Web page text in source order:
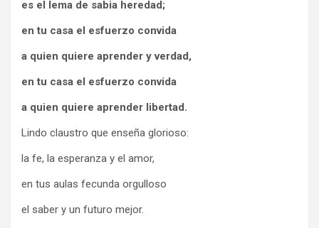
es el lema de sabia heredad;
en tu casa el esfuerzo convida
a quien quiere aprender y verdad,
en tu casa el esfuerzo convida
a quien quiere aprender libertad.
Lindo claustro que enseña glorioso:
la fe, la esperanza y el amor,
en tus aulas fecunda orgulloso
el saber y un futuro mejor.